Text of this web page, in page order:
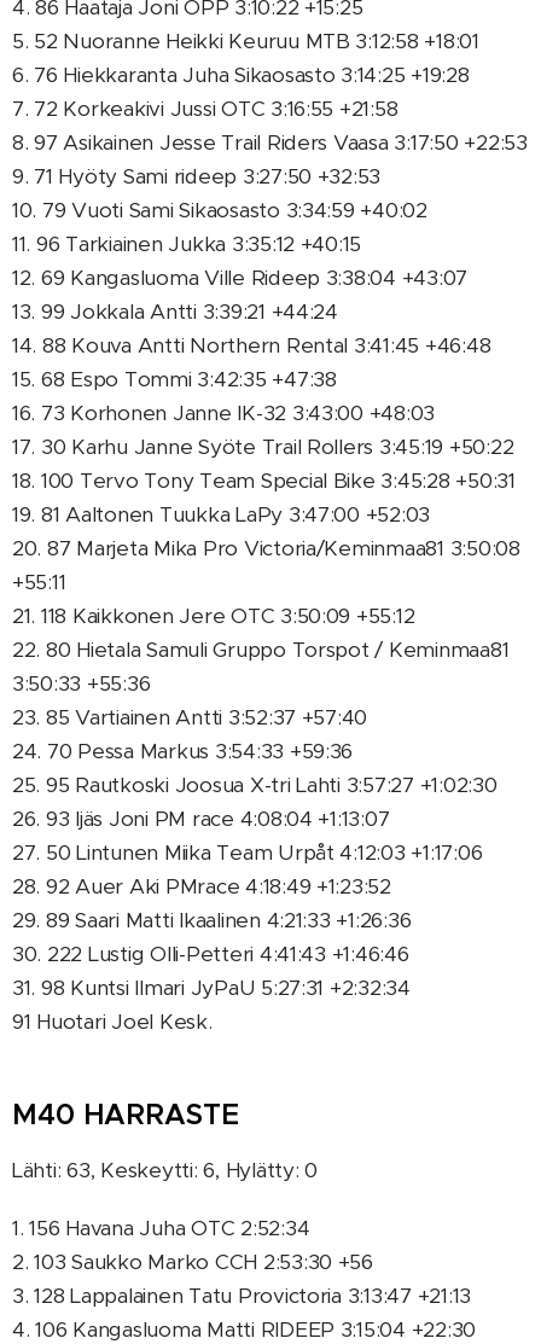
4. 86 Haataja Joni OPP 3:10:22 +15:25
5. 52 Nuoranne Heikki Keuruu MTB 3:12:58 +18:01
6. 76 Hiekkaranta Juha Sikaosasto 3:14:25 +19:28
7. 72 Korkeakivi Jussi OTC 3:16:55 +21:58
8. 97 Asikainen Jesse Trail Riders Vaasa 3:17:50 +22:53
9. 71 Hyöty Sami rideep 3:27:50 +32:53
10. 79 Vuoti Sami Sikaosasto 3:34:59 +40:02
11. 96 Tarkiainen Jukka 3:35:12 +40:15
12. 69 Kangasluoma Ville Rideep 3:38:04 +43:07
13. 99 Jokkala Antti 3:39:21 +44:24
14. 88 Kouva Antti Northern Rental 3:41:45 +46:48
15. 68 Espo Tommi 3:42:35 +47:38
16. 73 Korhonen Janne IK-32 3:43:00 +48:03
17. 30 Karhu Janne Syöte Trail Rollers 3:45:19 +50:22
18. 100 Tervo Tony Team Special Bike 3:45:28 +50:31
19. 81 Aaltonen Tuukka LaPy 3:47:00 +52:03
20. 87 Marjeta Mika Pro Victoria/Keminmaa81 3:50:08
+55:11
21. 118 Kaikkonen Jere OTC 3:50:09 +55:12
22. 80 Hietala Samuli Gruppo Torspot / Keminmaa81
3:50:33 +55:36
23. 85 Vartiainen Antti 3:52:37 +57:40
24. 70 Pessa Markus 3:54:33 +59:36
25. 95 Rautkoski Joosua X-tri Lahti 3:57:27 +1:02:30
26. 93 Ijäs Joni PM race 4:08:04 +1:13:07
27. 50 Lintunen Miika Team Urpåt 4:12:03 +1:17:06
28. 92 Auer Aki PMrace 4:18:49 +1:23:52
29. 89 Saari Matti Ikaalinen 4:21:33 +1:26:36
30. 222 Lustig Olli-Petteri 4:41:43 +1:46:46
31. 98 Kuntsi Ilmari JyPaU 5:27:31 +2:32:34
91 Huotari Joel Kesk.
M40 HARRASTE
Lähti: 63, Keskeytti: 6, Hylätty: 0
1. 156 Havana Juha OTC 2:52:34
2. 103 Saukko Marko CCH 2:53:30 +56
3. 128 Lappalainen Tatu Provictoria 3:13:47 +21:13
4. 106 Kangasluoma Matti RIDEEP 3:15:04 +22:30